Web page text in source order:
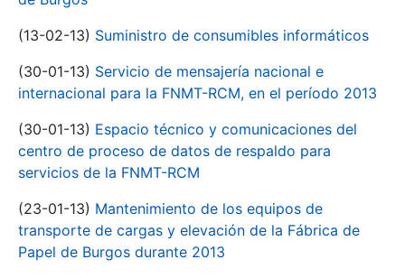
(13-02-13) Suministro de consumibles informáticos
(30-01-13) Servicio de mensajería nacional e
internacional para la FNMT-RCM, en el período 2013
(30-01-13) Espacio técnico y comunicaciones del
centro de proceso de datos de respaldo para
servicios de la FNMT-RCM
(23-01-13) Mantenimiento de los equipos de
transporte de cargas y elevación de la Fábrica de
Papel de Burgos durante 2013